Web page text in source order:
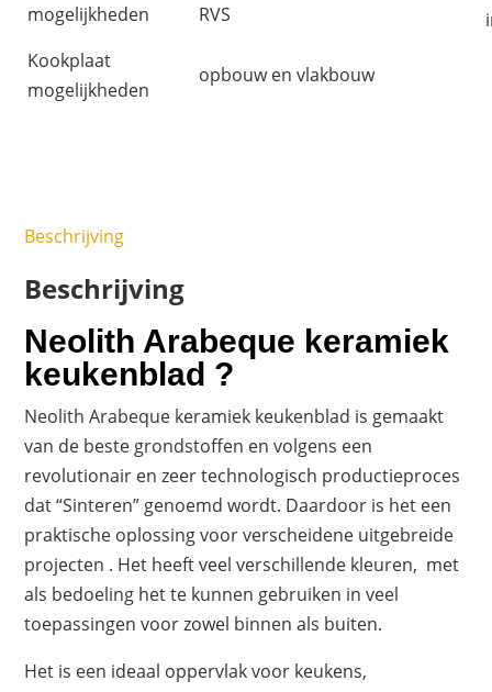
mogelijkheden
RVS
Kookplaat
mogelijkheden
opbouw en vlakbouw
Beschrijving
Beschrijving
Neolith Arabeque keramiek
keukenblad ?
Neolith Arabeque keramiek keukenblad is gemaakt
van de beste grondstoffen en volgens een
revolutionair en zeer technologisch productieproces
dat “Sinteren” genoemd wordt. Daardoor is het een
praktische oplossing voor verscheidene uitgebreide
projecten . Het heeft veel verschillende kleuren, met
als bedoeling het te kunnen gebruiken in veel
toepassingen voor zowel binnen als buiten.
Het is een ideaal oppervlak voor keukens,